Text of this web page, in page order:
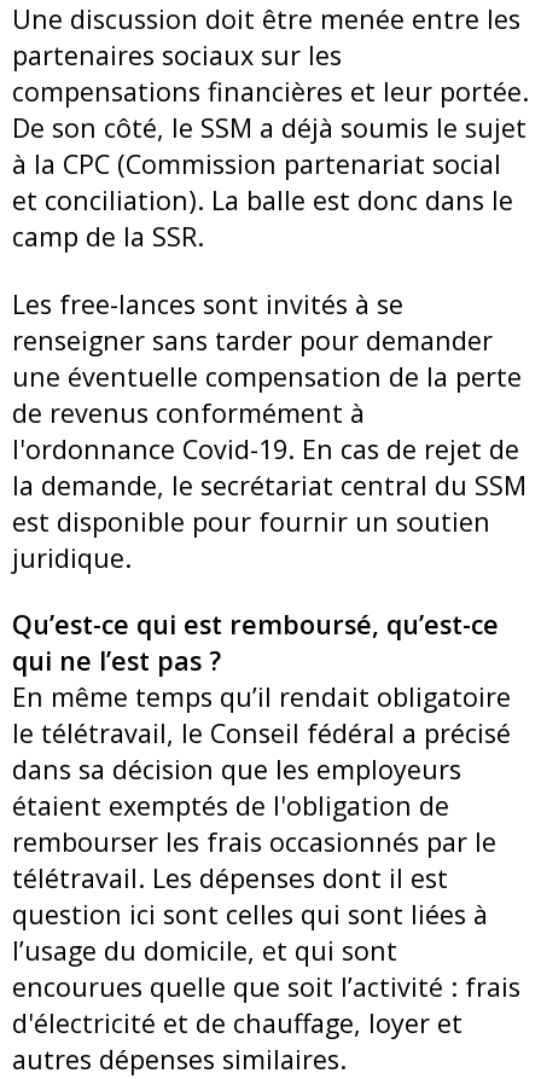
Une discussion doit être menée entre les
partenaires sociaux sur les
compensations financières et leur portée.
De son côté, le SSM a déjà soumis le sujet
à la CPC (Commission partenariat social
et conciliation). La balle est donc dans le
camp de la SSR.
Les free-lances sont invités à se
renseigner sans tarder pour demander
une éventuelle compensation de la perte
de revenus conformément à
l'ordonnance Covid-19. En cas de rejet de
la demande, le secrétariat central du SSM
est disponible pour fournir un soutien
juridique.
Qu’est-ce qui est remboursé, qu’est-ce
qui ne l’est pas ?
En même temps qu’il rendait obligatoire
le télétravail, le Conseil fédéral a précisé
dans sa décision que les employeurs
étaient exemptés de l'obligation de
rembourser les frais occasionnés par le
télétravail. Les dépenses dont il est
question ici sont celles qui sont liées à
l’usage du domicile, et qui sont
encourues quelle que soit l’activité : frais
d'électricité et de chauffage, loyer et
autres dépenses similaires.